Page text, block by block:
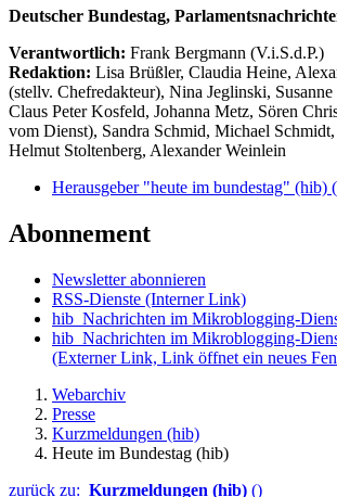
Deutscher Bundestag,
Verantwortlich: Frank Bergmann (V.i.S.d.P.)
Redaktion: Lisa Brüßler, Claudia Heine,
(stellv. Chefredakteur), Nina Jeglinski,
Claus Peter Kosfeld, Johanna Metz, Sören
vom Dienst), Sandra Schmid, Michael
Helmut Stoltenberg, Alexander Weinlein
Herausgeber "heute im bundestag" (hib)
Abonnement
Newsletter abonnieren
RSS-Dienste (Interner Link)
hib_Nachrichten im Mikroblogging-
hib_Nachrichten im Mikroblogging-
(Externer Link, Link öffnet ein neues
Webarchiv
Presse
Kurzmeldungen (hib)
Heute im Bundestag (hib)
zurück zu: Kurzmeldungen (hib) ()